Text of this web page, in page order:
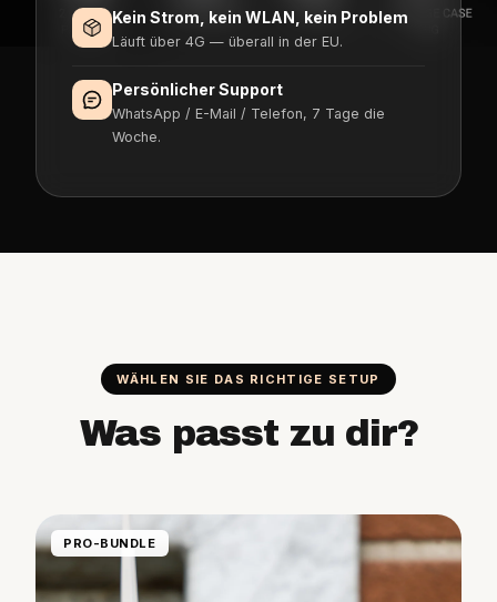
Kein Strom, kein WLAN, kein Problem
Läuft über 4G — überall in der EU.
Persönlicher Support
WhatsApp / E-Mail / Telefon, 7 Tage die
Woche.
WÄHLEN SIE DAS RICHTIGE SETUP
Was passt zu dir?
PRO-BUNDLE